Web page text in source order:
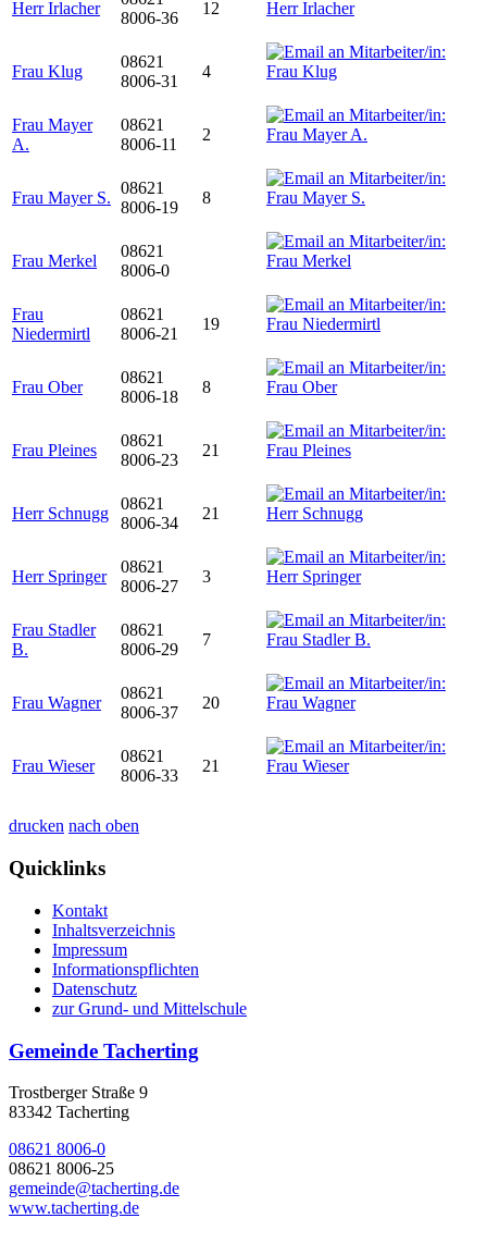
Herr Irlacher
8006-36
12
Frau Klug
08621
8006-31
4
Frau Mayer
A.
08621
8006-11
2
Frau Mayer S.
08621
8006-19
8
Frau Merkel
08621
8006-0
Frau
Niedermirtl
08621
8006-21
19
Frau Ober
08621
8006-18
8
Frau Pleines
08621
8006-23
21
Herr Schnugg
08621
8006-34
21
Herr Springer
08621
8006-27
3
Frau Stadler
B.
08621
8006-29
7
Frau Wagner
08621
8006-37
20
Frau Wieser
08621
8006-33
21
drucken nach oben
Quicklinks
Kontakt
Inhaltsverzeichnis
Impressum
Informationspflichten
Datenschutz
zur Grund- und Mittelschule
Gemeinde Tacherting
Trostberger Straße 9
83342 Tacherting
08621 8006-0
08621 8006-25
gemeinde@tacherting.de
www.tacherting.de